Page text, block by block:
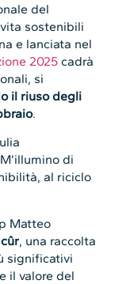
del
sostenibili
e lanciata nel
2025 cadrà
si
il riuso degli
.
di
al riciclo
Matteo
, una raccolta
significativi
il valore del